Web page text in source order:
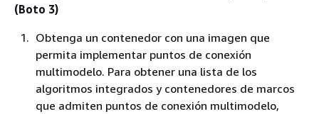
(Boto 3)
Obtenga un contenedor con una imagen que
permita implementar puntos de conexión
multimodelo. Para obtener una lista de los
algoritmos integrados y contenedores de marcos
que admiten puntos de conexión multimodelo,